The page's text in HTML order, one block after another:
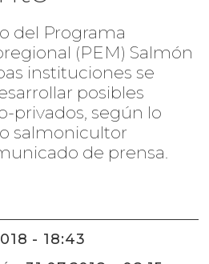
del Programa
(PEM) Salmón
instituciones se
posibles
privados, según lo
salmonicultor
de prensa.
- 18:43